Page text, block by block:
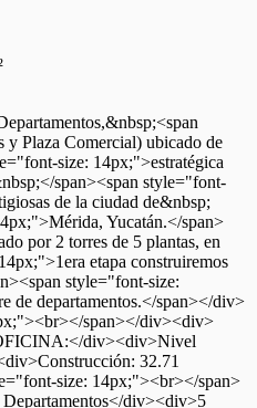
Plaza Comercial) ubicado de
size: 14px;">estratégica
span><span style="font-
de la ciudad de&nbsp;
Yucatán.</span>
por 2 torres de 5 plantas, en
etapa construiremos
style="font-size:
de departamentos.</span></div>
span></div><div>
div><div>Nivel
32.71
size: 14px;"><br></span>
div><div>5